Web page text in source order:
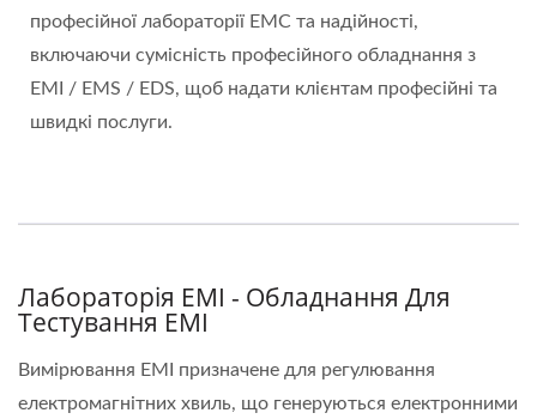
професійної лабораторії EMC та надійності,
включаючи сумісність професійного обладнання з
EMI / EMS / EDS, щоб надати клієнтам професійні та
швидкі послуги.
Лабораторія EMI - Обладнання Для
Тестування EMI
Вимірювання EMI призначене для регулювання
електромагнітних хвиль, що генеруються електронними